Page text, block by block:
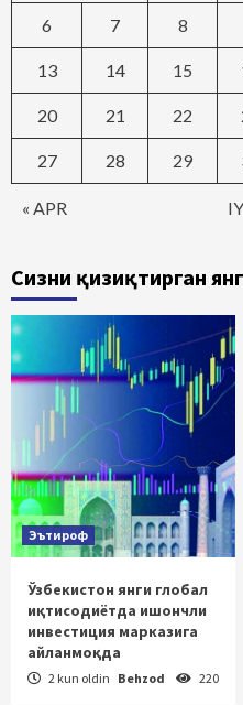
« APR
6 7 8
13 14 15
20 21 22
27 28 29
Сизни қизиқтирган
Эътироф
Ўзбекистон янги глобал
иқтисодиётда ишончли
инвестиция марказига
айланмоқда
2 kun oldin Behzod 220